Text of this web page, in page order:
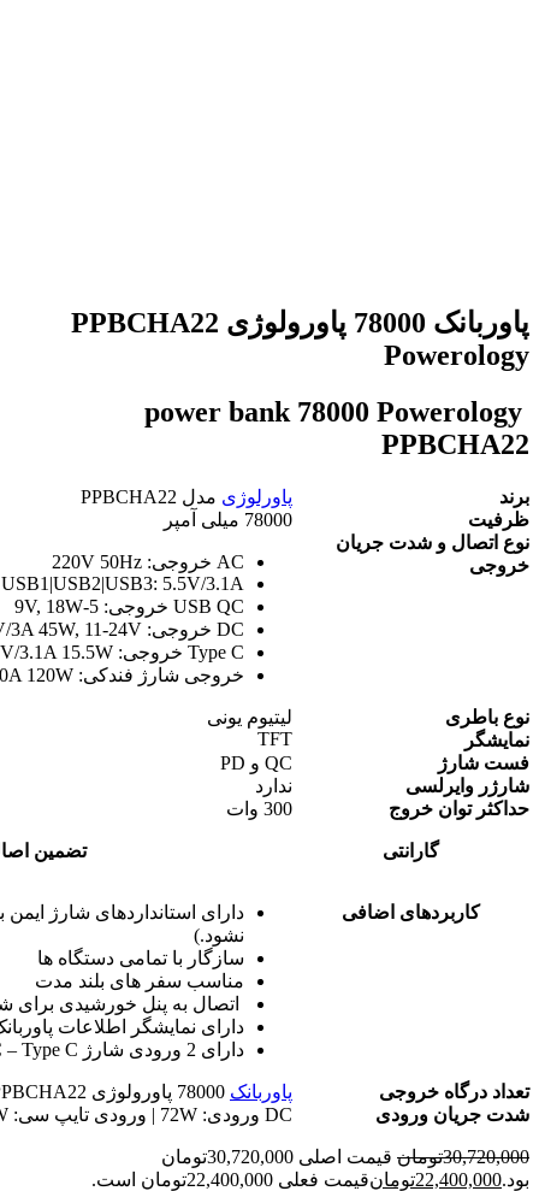
پاوربانک 78000 پاورولوژی PPBCHA22
Powerology
power bank 78000 Powerology
PPBCHA22
برند پاورلوژی مدل PPBCHA22
ظرفیت
78000 میلی آمپر
نوع اتصال و شدت جریان
خروجی
AC خروجی: 220V 50Hz
USB1|USB2|USB3: 5.5V/3.1A
USB QC خروجی: 5-9V, 18W
DC خروجی: 15V/3A 45W, 11-24V
Type C خروجی: 5V/3.1A 15.5W
خروجی شارژ فندکی: 12V/10A 120W
نوع باطری
لیتیوم یونی
نمایشگر
TFT
فست شارژ
QC و PD
شارژر وایرلسی
ندارد
حداکثر توان خروج
300 وات
گارانتی تضمین
کاربرد‌های اضافی
دارای استانداردهای شارژ
نشود.)
سازگار با تمامی دستگاه ها
مناسب سفر های بلند مدت
اتصال به پنل خورشیدی برای
دارای نمایشگر اطلاعات
دارای 2 ورودی شارژ DC – Type C
تعداد درگاه خروجی پاوربانک
شدت جریان ورودی
DC ورودی: 72W | ورودی تایپ سی: 60W
30,720,000تومان
قیمت اصلی 30,720,000تومان
بود.22,400,000تومانقیمت فعلی 22,400,000تومان است.